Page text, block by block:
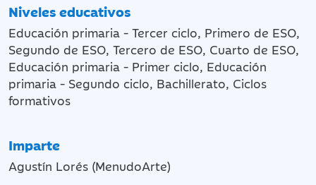
Niveles educativos
Educación primaria - Tercer ciclo, Primero de ESO,
Segundo de ESO, Tercero de ESO, Cuarto de ESO,
Educación primaria - Primer ciclo, Educación
primaria - Segundo ciclo, Bachillerato, Ciclos
formativos
Imparte
Agustín Lorés (MenudoArte)